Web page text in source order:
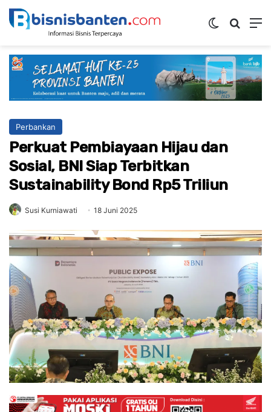
Switch skin
Perbankan
Perkuat Pembiayaan Hijau dan
Sosial, BNI Siap Terbitkan
Sustainability Bond Rp5 Triliun
Susi Kurniawati 18 Juni 2025